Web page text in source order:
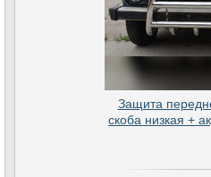
Защита
скоба низкая +